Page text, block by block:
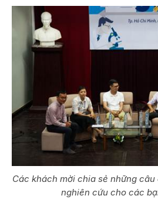
Các khách mời chia sẻ những
nghiên cứu cho các